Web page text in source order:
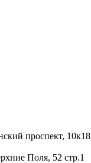
проспект, 10к18
Поля, 52 стр.1